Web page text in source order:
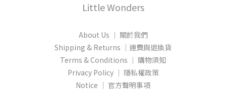
Little Wonders
About Us │ 關於我們
Shipping & Returns │運費與退換貨
Terms & Conditions │ 購物須知
Privacy Policy │ 隱私權政策
Notice │ 官方聲明事項